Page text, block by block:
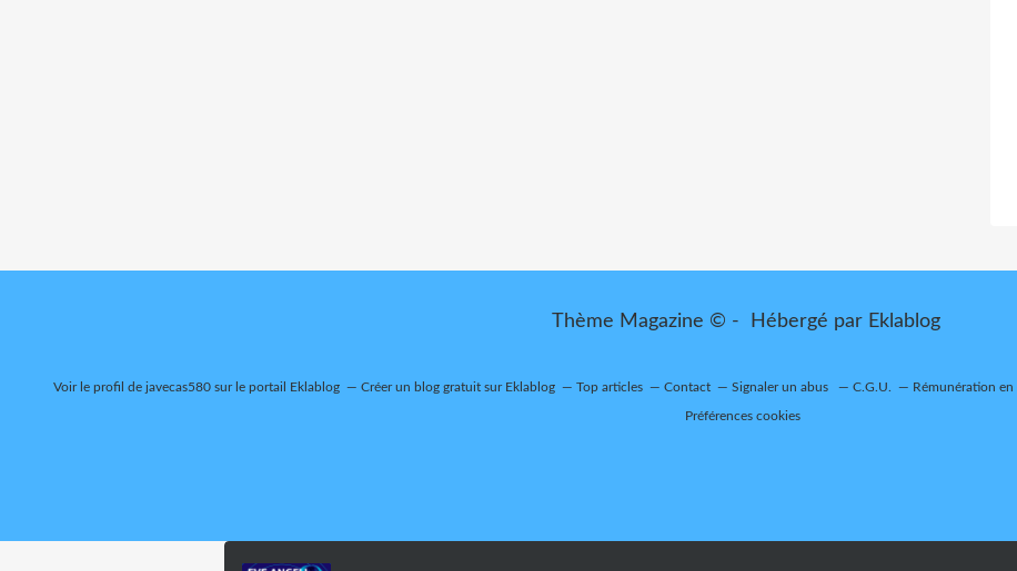
Thème Magazine © - Hébergé par Eklablog
Voir le profil de javecas580 sur le portail Eklablog Créer un blog gratuit sur Eklablog Top articles Contact Signaler un abus C.G.U. Rémunération
Préférences cookies